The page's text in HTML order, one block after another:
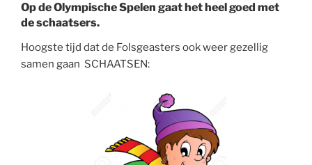
Op de Olympische Spelen gaat het heel goed met
de schaatsers.
Hoogste tijd dat de Folsgeasters ook weer gezellig
samen gaan SCHAATSEN: